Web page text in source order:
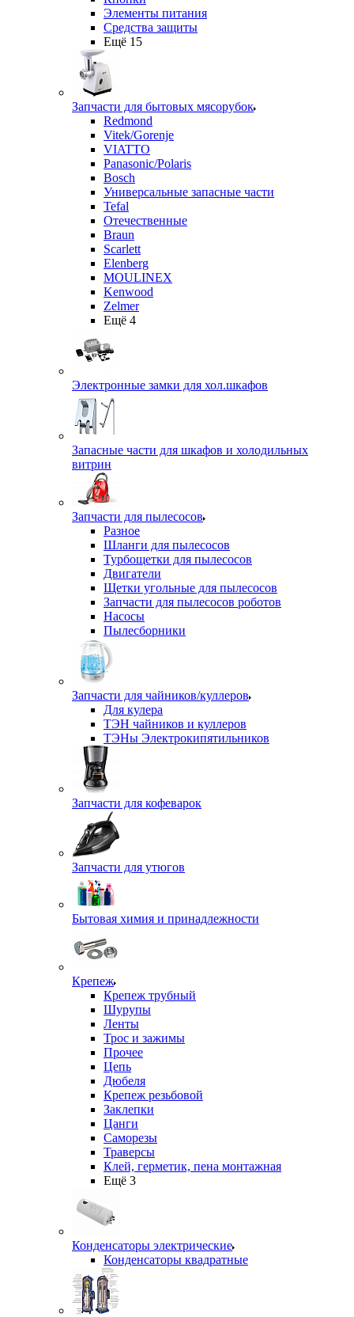
Элементы питания
Средства защиты
Ещё 15
Запчасти для бытовых мясорубок
Redmond
Vitek/Gorenje
VIATTO
Panasonic/Polaris
Bosch
Универсальные запасные части
Tefal
Отечественные
Braun
Scarlett
Elenberg
MOULINEX
Kenwood
Zelmer
Ещё 4
Электронные замки для хол.шкафов
Запасные части для шкафов и холодильных
витрин
Запчасти для пылесосов
Разное
Шланги для пылесосов
Турбощетки для пылесосов
Двигатели
Щетки угольные для пылесосов
Запчасти для пылесосов роботов
Насосы
Пылесборники
Запчасти для чайников/куллеров
Для кулера
ТЭН чайников и куллеров
ТЭНы Электрокипятильников
Запчасти для кофеварок
Запчасти для утюгов
Бытовая химия и принадлежности
Крепеж
Крепеж трубный
Шурупы
Ленты
Трос и зажимы
Прочее
Цепь
Дюбеля
Крепеж резьбовой
Заклепки
Цанги
Саморезы
Траверсы
Клей, герметик, пена монтажная
Ещё 3
Конденсаторы электрические
Конденсаторы квадратные